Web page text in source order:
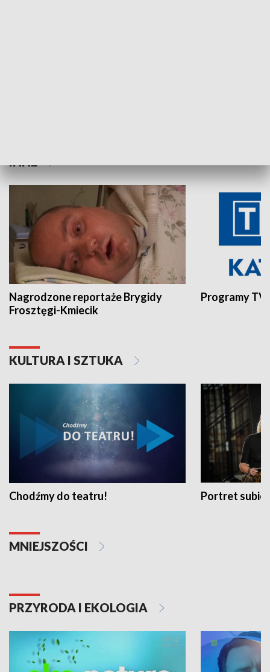
Nagrodzone reportaże Brygidy
Frosztęgi-Kmiecik
Programy
KULTURA I SZTUKA
Chodźmy do teatru! Portret
MNIEJSZOŚCI
PRZYRODA I EKOLOGIA